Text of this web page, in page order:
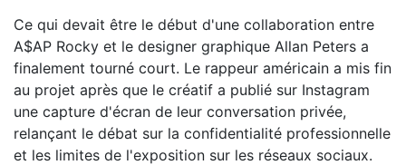
Ce qui devait être le début d'une collaboration entre
A$AP Rocky et le designer graphique Allan Peters a
finalement tourné court. Le rappeur américain a mis fin
au projet après que le créatif a publié sur Instagram
une capture d'écran de leur conversation privée,
relançant le débat sur la confidentialité professionnelle
et les limites de l'exposition sur les réseaux sociaux.